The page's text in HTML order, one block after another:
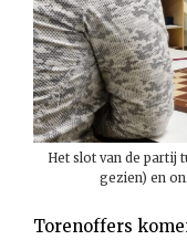
Het slot van de partij
gezien) en
Torenoffers